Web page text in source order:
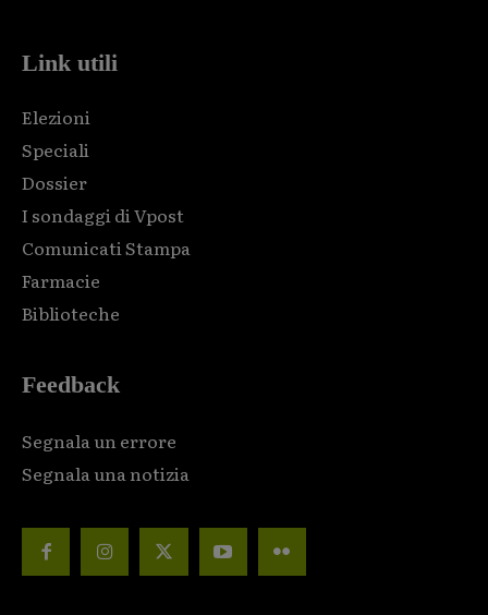
Link utili
Elezioni
Speciali
Dossier
I sondaggi di Vpost
Comunicati Stampa
Farmacie
Biblioteche
Feedback
Segnala un errore
Segnala una notizia